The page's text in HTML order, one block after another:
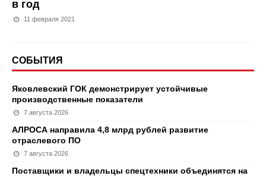
в год
11 февраля 2021
СОБЫТИЯ
Яковлевский ГОК демонстрирует устойчивые
производственные показатели
7 августа 2026
АЛРОСА направила 4,8 млрд рублей развитие
отраслевого ПО
7 августа 2026
Поставщики и владельцы спецтехники объединятся на